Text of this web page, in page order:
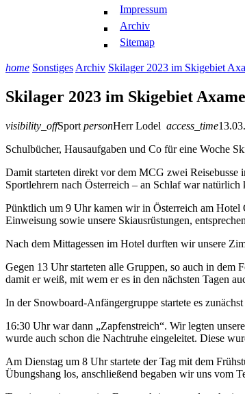
Impressum
Archiv
Sitemap
home Sonstiges Archiv Skilager 2023 im Skigebiet
Skilager 2023 im Skigebiet
visibility_offSport personHerr Lodel access_time
Schulbücher, Hausaufgaben und Co für eine Woche
Damit starteten direkt vor dem MCG zwei
Sportlehrern nach Österreich – an Schlaf war natürlich
Pünktlich um 9 Uhr kamen wir in Österreich am Hotel
Einweisung sowie unsere Skiausrüstungen,
Nach dem Mittagessen im Hotel durften wir unsere
Gegen 13 Uhr starteten alle Gruppen, so auch in
damit er weiß, mit wem er es in den nächsten Tagen
In der Snowboard-Anfängergruppe startete es
16:30 Uhr war dann „Zapfenstreich“. Wir legten
wurde auch schon die Nachtruhe eingeleitet. Diese
Am Dienstag um 8 Uhr startete der Tag mit dem
Übungshang los, anschließend begaben wir uns vom